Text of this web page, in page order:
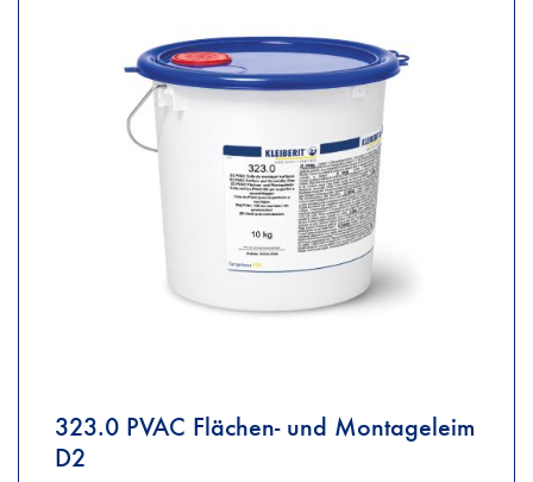
323.0 PVAC Flächen- und Montageleim
D2